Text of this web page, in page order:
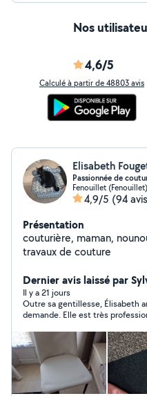
Nos
4,6/5
Calculé à partir de 48803 avis
Elisabeth
Passionnée de
Fenouillet (Fenouillet)
4,9/5 (94
Présentation
couturière, maman,
travaux de couture
Dernier avis laissé par
Il y a 21 jours
Outre sa gentillesse, Élisabeth anticipe avec justesse votre
demande. Elle est très
beaucoup.